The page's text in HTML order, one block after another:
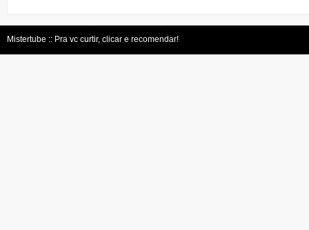
Mistertube :: Pra vc curtir, clicar e recomendar!